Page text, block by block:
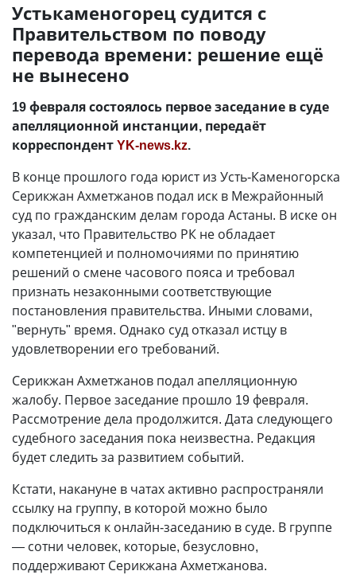
Устькаменогорец судится с
Правительством по поводу
перевода времени: решение ещё
не вынесено
19 февраля состоялось первое заседание в суде
апелляционной инстанции, передаёт
корреспондентYK-news.kz.
В конце прошлого года юрист из Усть-Каменогорска
Серикжан Ахметжанов подал иск в Межрайонный
суд по гражданским делам города Астаны. В иске он
указал, что Правительство РК не обладает
компетенцией и полномочиями по принятию
решений о смене часового пояса и требовал
признать незаконными соответствующие
постановления правительства. Иными словами,
"вернуть" время. Однако суд отказал истцу в
удовлетворении его требований.
Серикжан Ахметжанов подал апелляционную
жалобу. Первое заседание прошло 19 февраля.
Рассмотрение дела продолжится. Дата следующего
судебного заседания пока неизвестна. Редакция
будет следить за развитием событий.
Кстати, накануне в чатах активно распространяли
ссылку на группу, в которой можно было
подключиться к онлайн-заседанию в суде. В группе
— сотни человек, которые, безусловно,
поддерживают Серикжана Ахметжанова.